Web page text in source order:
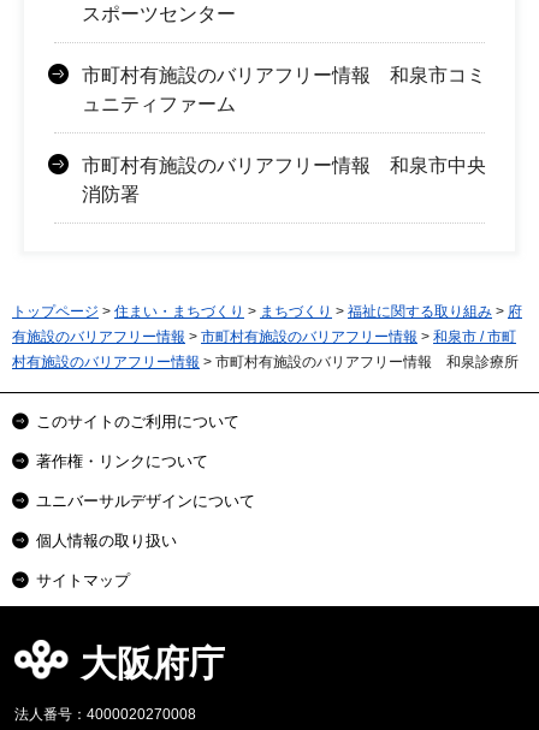
スポーツセンター
市町村有施設のバリアフリー情報 和泉市コミ
ュニティファーム
市町村有施設のバリアフリー情報 和泉市中央
消防署
トップページ > 住まい・まちづくり > まちづくり > 福祉に関する取り組み > 府
有施設のバリアフリー情報 > 市町村有施設のバリアフリー情報 > 和泉市 / 市町
村有施設のバリアフリー情報 > 市町村有施設のバリアフリー情報 和泉診療所
このサイトのご利用について
著作権・リンクについて
ユニバーサルデザインについて
個人情報の取り扱い
サイトマップ
大阪府庁
法人番号：4000020270008